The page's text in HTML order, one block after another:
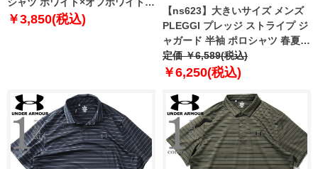
1258-6295-1 3L 4L 5L 6L 8L
￥3,850(税込)
【ns623】大きいサイズ メンズ
PLEGGI プレッジ ストライプ ジ
ャガード 半袖 ポロシャツ 春夏新
作 66-48237-2
定価 ￥6,589(税込)
￥6,250(税込)